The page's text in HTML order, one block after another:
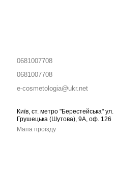
0681007708
0681007708
e-cosmetologia@ukr.net
Київ, ст. метро "Берестейська" ул.
Грушецька (Шутова), 9А, оф. 126
Мапа проїзду